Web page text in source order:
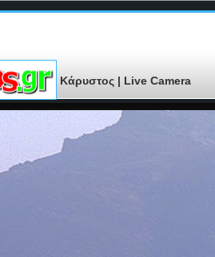
Κάρυστος | Live Camera